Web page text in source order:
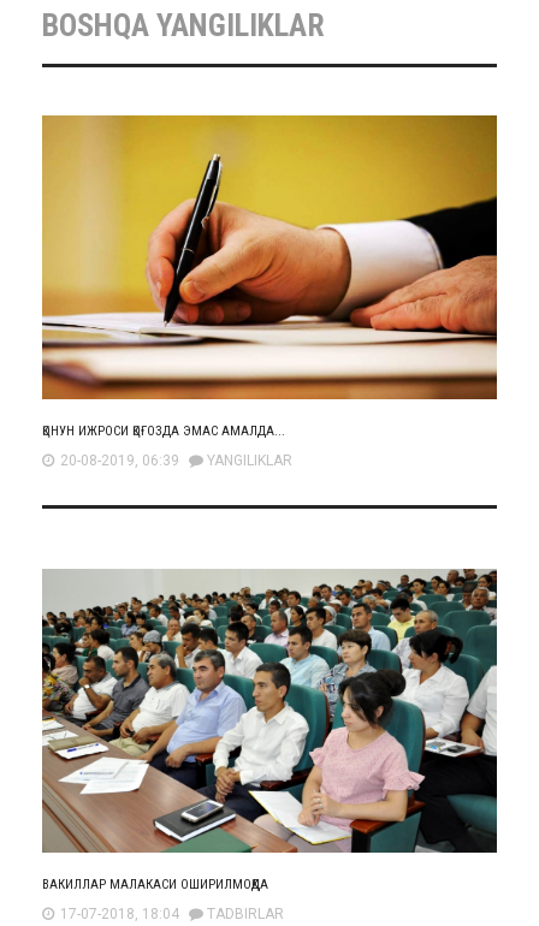
BOSHQA YANGILIKLAR
ҚОНУН ИЖРОСИ ҚОҒОЗДА ЭМАС АМАЛДА...
20-08-2019, 06:39 YANGILIKLAR
ВАКИЛЛАР МАЛАКАСИ ОШИРИЛМОҚДА
17-07-2018, 18:04 TADBIRLAR